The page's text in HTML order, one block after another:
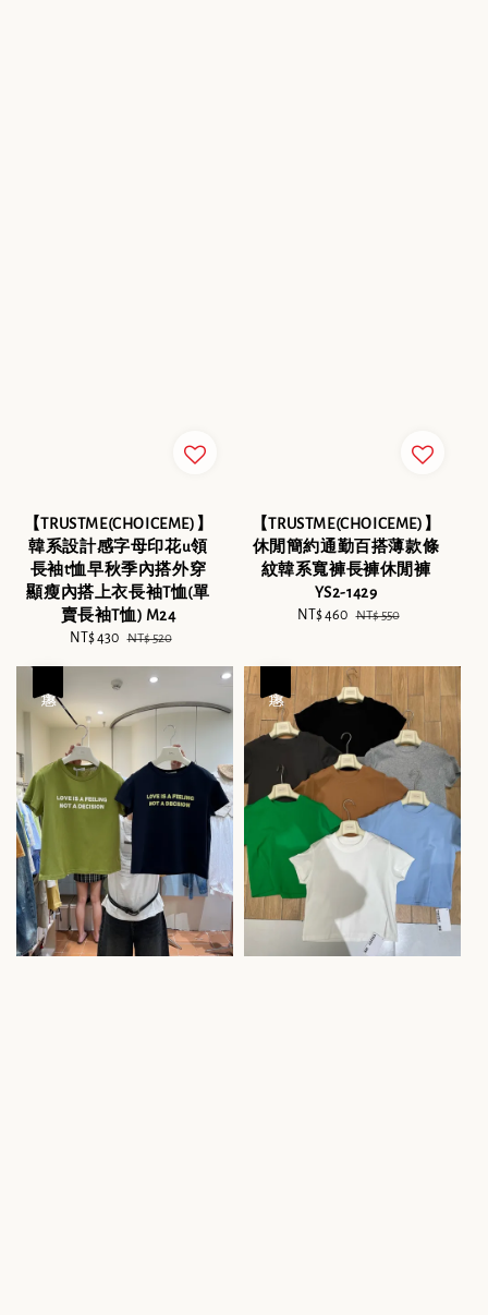
【TRUSTME(CHOICEME)】
韓系設計感字母印花u領
長袖t恤早秋季內搭外穿
顯瘦內搭上衣長袖T恤(單
賣長袖T恤) M24
Sale
NT$ 430 Regular
NT$ 520
【TRUSTME(CHOICEME)】
休閒簡約通勤百搭薄款條
紋韓系寬褲長褲休閒褲
YS2-1429
Sale
NT$ 460 Regular
NT$ 550